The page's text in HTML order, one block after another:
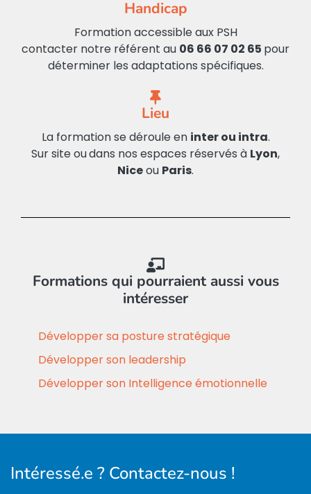
Handicap
Formation accessible aux PSH
contacter notre référent au 06 66 07 02 65 pour
déterminer les adaptations spécifiques.
Lieu
La formation se déroule en inter ou intra.
Sur site oudans nos espaces réservés à Lyon,
Niceou Paris.
Formations qui pourraient aussi vous
intéresser
Développer sa posture stratégique
Développer son leadership
Développer son Intelligence émotionnelle
Intéressé.e ? Contactez-nous !